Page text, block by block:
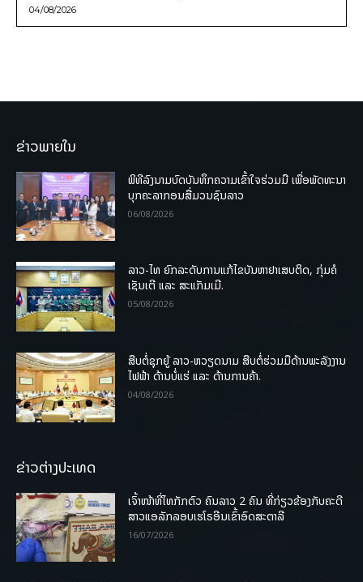
04/08/2026
ຂ່າວພາຍໃນ
ພິທີລົງນາມບົດບັນທຶກຄວາມເຂົ້າໃຈຮ່ວມມື ເພື່ອພັດທະນາ
ບຸກຄະລາກອນສື່ມວນຊົນລາວ
06/08/2026
ລາວ-ໄທ ຍົກລະດັບການແກ້ໄຂບັນຫາຢາເສບຕິດ, ກຸ່ມຄໍ
ເຊັນເຕີ ແລະ ສະແກັມເມີ.
05/08/2026
ສືບຕໍ່ຊຸກຍູ້ ລາວ-ຫວຽດນາມ ສືບຕໍ່ຮ່ວມມືດ້ານພະລັງງານ
ໄຟຟ້າ ດ້ານບໍ່ແຮ່ ແລະ ດ້ານການຄ້າ.
04/08/2026
ຂ່າວຕ່າງປະເທດ
ເຈົ້າໜ້າທີ່ໄທກັກຕົວ ຄົນລາວ 2 ຄົນ ທີ່ກ່ຽວຂ້ອງກັບຄະດີ
ສາວແອລັກລອບເຮໂຣອີນເຂົ້າອົດສະຕາລີ
16/07/2026